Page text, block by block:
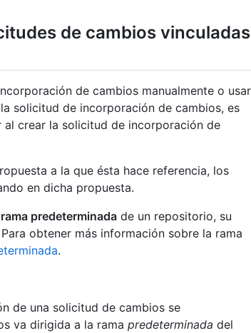
de cambios vinculadas
de cambios manualmente o usar
solicitud de incorporación de cambios, es
crear la solicitud de incorporación de
a la que ésta hace referencia, los
en dicha propuesta.
rama predeterminada de un repositorio, su
obtener más información sobre la rama
.
de una solicitud de cambios se
va dirigida a la rama predeterminada del